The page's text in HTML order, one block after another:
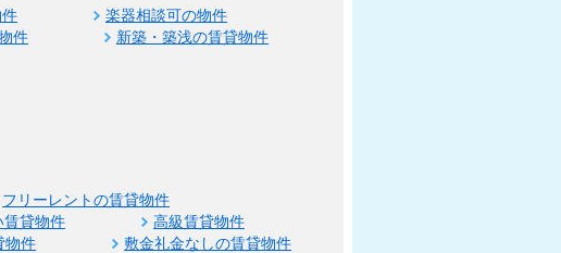
楽器相談可の物件
件
新築・築浅の賃貸物件
フリーレントの賃貸物件
賃貸物件
高級賃貸物件
物件 敷金礼金なしの賃貸物件